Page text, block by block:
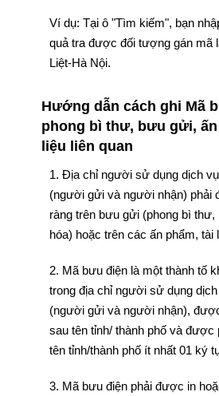
Ví dụ: Tại ô "Tìm kiếm", bạn
quả tra được đối tượng gán mã
Liệt-Hà Nội.
Hướng dẫn cách ghi Mã
phong bì thư, bưu gửi, ấn
liệu liên quan
1. Địa chỉ người sử dụng dịch
(người gửi và người nhận) phải
ràng trên bưu gửi (phong bì thư,
hóa) hoặc trên các ấn phẩm, tài
2. Mã bưu điện là một thành tố
trong địa chỉ người sử dụng
(người gửi và người nhận),
sau tên tỉnh/ thành phố và được
tên tỉnh/thành phố ít nhất 01 ký
3. Mã bưu điện phải được in